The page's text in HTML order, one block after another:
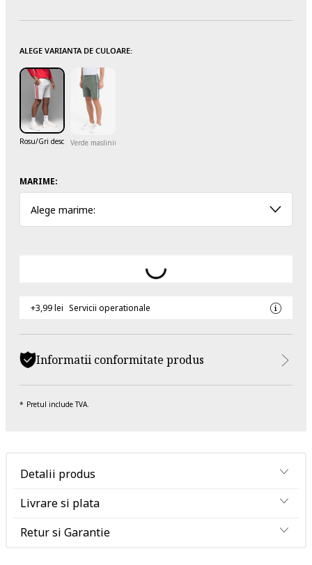
ALEGE VARIANTA DE CULOARE:
Rosu/Gri deschis melange
Verde masliniu
MARIME:
Alege marime:
+3,99 lei Servicii operationale
Informatii conformitate produs
Pretul include TVA.
Detalii produs
Livrare si plata
Retur si Garantie